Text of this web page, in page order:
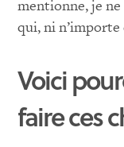
mentionne, je ne
qui, ni
Voici
faire ces